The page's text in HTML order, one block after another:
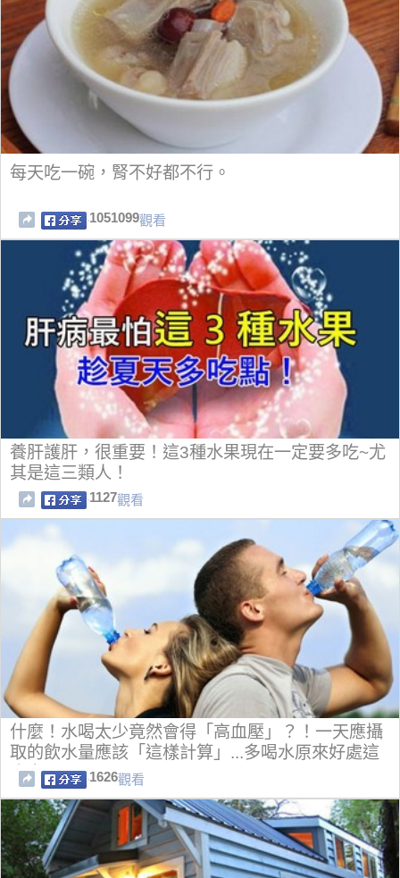
每天吃一碗，腎不好都不行。
1051099觀看
養肝護肝，很重要！這3種水果現在一定要多吃~尤
其是這三類人！
1127觀看
什麼！水喝太少竟然會得「高血壓」？！一天應攝
取的飲水量應該「這樣計算」...多喝水原來好處這
麼多！
1626觀看